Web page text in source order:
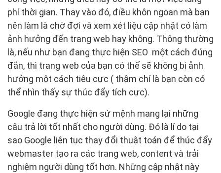
phí thời gian. Thay vào đó, điều khôn ngoan mà bạn
nên làm là chờ đợi và xem xét liệu cập nhật có làm
ảnh hưởng đến trang web hay không. Thông thường
là, nếu như bạn đang thực hiện SEO một cách đúng
đắn, thì trang web của bạn có thể sẽ không bị ảnh
hưởng một cách tiêu cực ( thậm chí là bạn còn có
thể nhìn thấy sự thúc đẩy tích cực).
Google đang thực hiện sứ mệnh mang lại những
câu trả lời tốt nhất cho người dùng. Đó là lí do tại
sao Google liên tục thay đổi thuật toán để thúc đẩy
webmaster tạo ra các trang web, content và trải
nghiệm người dùng tốt hơn. Những cập nhật này